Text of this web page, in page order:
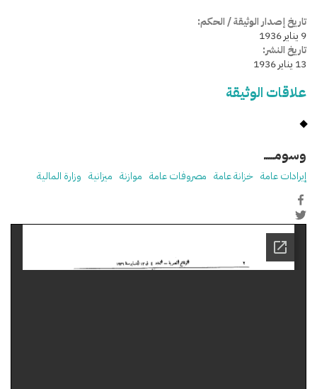
تاريخ إصدار الوثيقة / الحكم:
9 يناير 1936
تاريخ النشر:
13 يناير 1936
علاقات الوثيقة
وسومـــــ
إيرادات عامة خزانة عامة مصروفات عامة موازنة ميزانية وزارة المالية